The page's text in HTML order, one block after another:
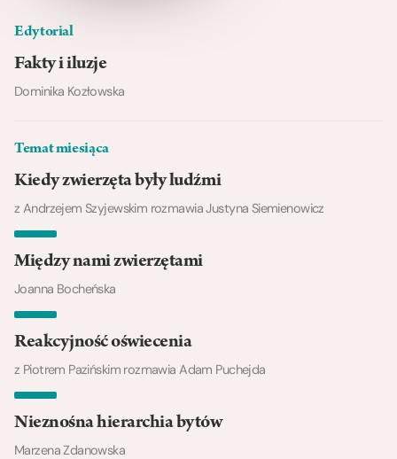
Edytorial
Fakty i iluzje
Dominika Kozłowska
Temat miesiąca
Kiedy zwierzęta były ludźmi
z Andrzejem Szyjewskim rozmawia Justyna Siemienowicz
Między nami zwierzętami
Joanna Bocheńska
Reakcyjność oświecenia
z Piotrem Pazińskim rozmawia Adam Puchejda
Nieznośna hierarchia bytów
Marzena Zdanowska